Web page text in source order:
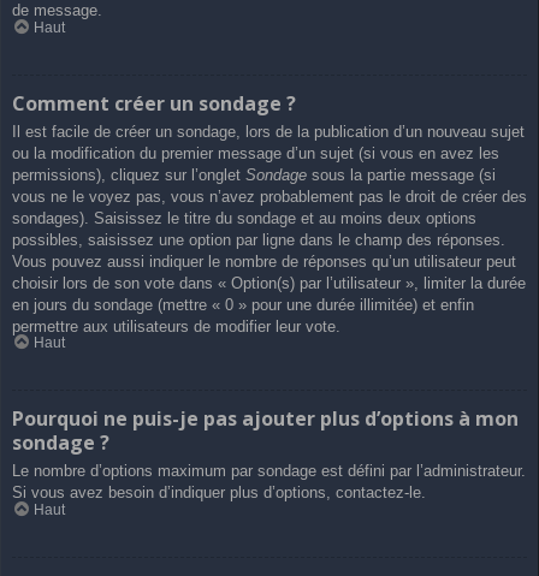
de message.
Haut
Comment créer un sondage ?
Il est facile de créer un sondage, lors de la publication d’un nouveau sujet
ou la modification du premier message d’un sujet (si vous en avez les
permissions), cliquez sur l’onglet Sondage sous la partie message (si
vous ne le voyez pas, vous n’avez probablement pas le droit de créer des
sondages). Saisissez le titre du sondage et au moins deux options
possibles, saisissez une option par ligne dans le champ des réponses.
Vous pouvez aussi indiquer le nombre de réponses qu’un utilisateur peut
choisir lors de son vote dans « Option(s) par l’utilisateur », limiter la durée
en jours du sondage (mettre « 0 » pour une durée illimitée) et enfin
permettre aux utilisateurs de modifier leur vote.
Haut
Pourquoi ne puis-je pas ajouter plus d’options à mon
sondage ?
Le nombre d’options maximum par sondage est défini par l’administrateur.
Si vous avez besoin d’indiquer plus d’options, contactez-le.
Haut